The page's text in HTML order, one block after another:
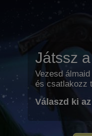
Játssz
Vezesd
és csatlakozz
Válaszd ki